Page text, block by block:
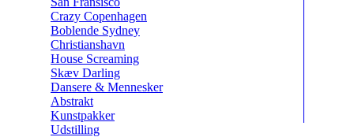
Crazy Copenhagen
Boblende Sydney
Christianshavn
House Screaming
Skæv Darling
Dansere & Mennesker
Abstrakt
Kunstpakker
Udstilling